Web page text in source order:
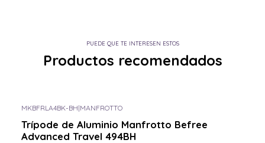
PUEDE QUE TE INTERESEN ESTOS
Productos recomendados
MKBFRLA4BK-BH|MANFROTTO
Trípode de Aluminio Manfrotto Befree
Advanced Travel 494BH